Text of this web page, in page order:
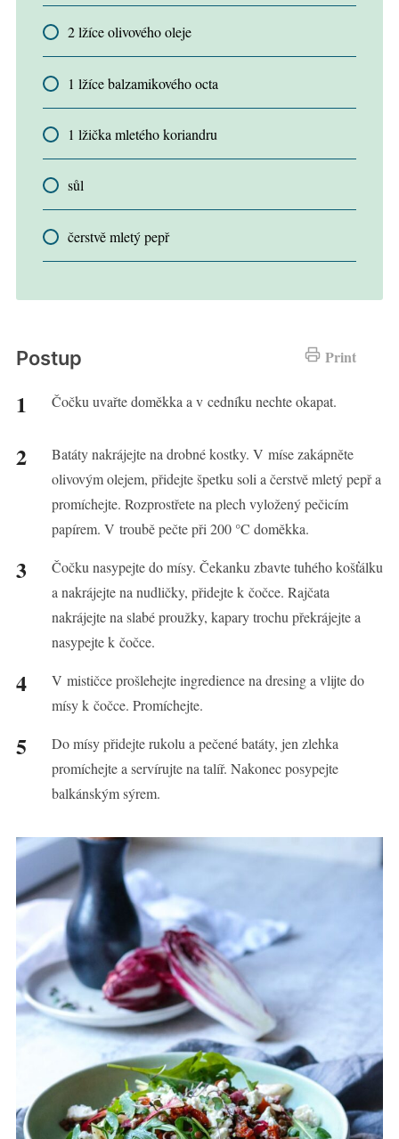
2 lžíce olivového oleje
1 lžíce balzamikového octa
1 lžička mletého koriandru
sůl
čerstvě mletý pepř
Print
Postup
Čočku uvařte doměkka a v cedníku nechte okapat.
Batáty nakrájejte na drobné kostky. V míse zakápněte
olivovým olejem, přidejte špetku soli a čerstvě mletý pepř a
promíchejte. Rozprostřete na plech vyložený pečicím
papírem. V troubě pečte při 200 °C doměkka.
Čočku nasypejte do mísy. Čekanku zbavte tuhého košťálku
a nakrájejte na nudličky, přidejte k čočce. Rajčata
nakrájejte na slabé proužky, kapary trochu překrájejte a
nasypejte k čočce.
V mističce prošlehejte ingredience na dresing a vlijte do
mísy k čočce. Promíchejte.
Do mísy přidejte rukolu a pečené batáty, jen zlehka
promíchejte a servírujte na talíř. Nakonec posypejte
balkánským sýrem.